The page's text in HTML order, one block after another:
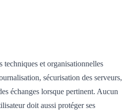
techniques et organisationnelles
sécurisation des serveurs,
échanges lorsque pertinent. Aucun
doit aussi protéger ses